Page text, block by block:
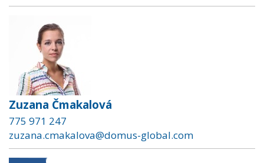
Zuzana Čmakalová
775 971 247
zuzana.cmakalova@domus-global.com